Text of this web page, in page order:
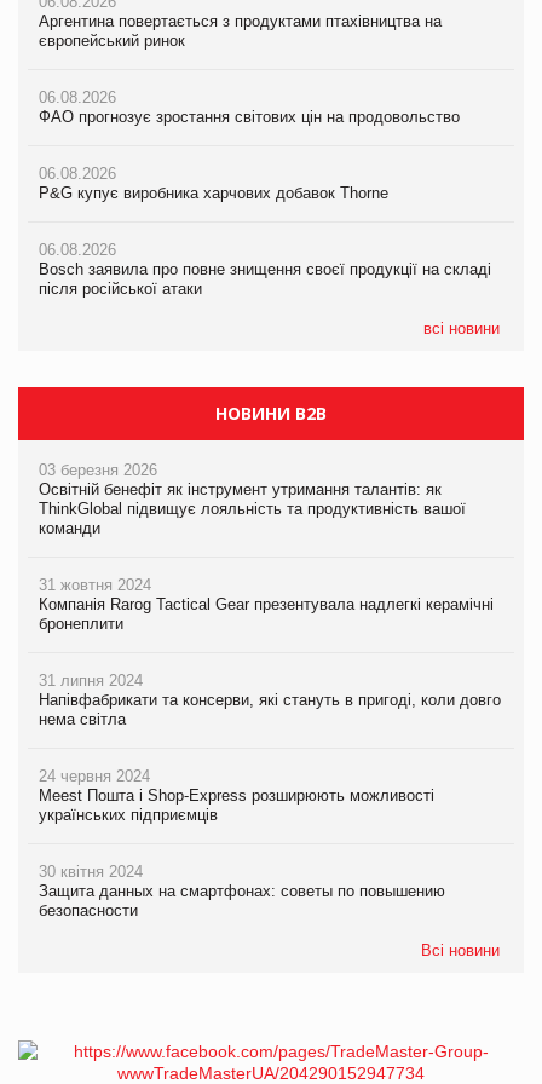
Аргентина повертається з продуктами птахівництва на
європейський ринок
06.08.2026
ФАО прогнозує зростання світових цін на продовольство
06.08.2026
P&G купує виробника харчових добавок Thorne
06.08.2026
Bosch заявила про повне знищення своєї продукції на складі
після російської атаки
всі новини
Аргентина повертається з продуктами птахівництва на
європейський ринок
06.08.2026
ФАО прогнозує зростання світових цін на продовольство
06.08.2026
P&G купує виробника харчових добавок Thorne
06.08.2026
Bosch заявила про повне знищення своєї продукції на складі
після російської атаки
Аргентина повертається з продуктами птахівництва на
європейський ринок
06.08.2026
ФАО прогнозує зростання світових цін на продовольство
06.08.2026
P&G купує виробника харчових добавок Thorne
06.08.2026
Bosch заявила про повне знищення своєї продукції на складі
після російської атаки
НОВИНИ B2B
03 березня 2026
Освітній бенефіт як інструмент утримання талантів: як
ThinkGlobal підвищує лояльність та продуктивність вашої
команди
31 жовтня 2024
Компанія Rarog Tactical Gear презентувала надлегкі керамічні
бронеплити
31 липня 2024
Напівфабрикати та консерви, які стануть в пригоді, коли довго
нема світла
24 червня 2024
Meest Пошта і Shop-Express розширюють можливості
українських підприємців
30 квітня 2024
Защита данных на смартфонах: советы по повышению
безопасности
Всі новини